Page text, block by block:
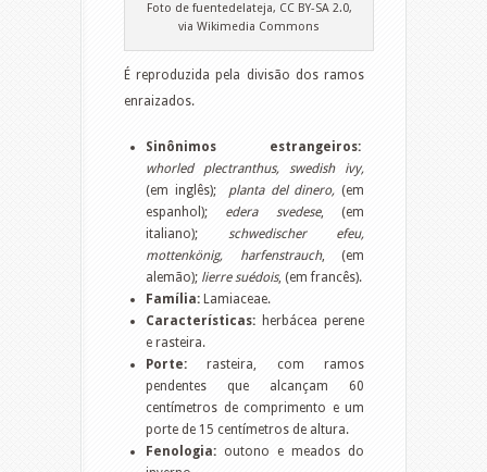
Foto de fuentedelateja, CC BY-SA 2.0,
via Wikimedia Commons
É reproduzida pela divisão dos ramos
enraizados.
Sinônimos estrangeiros:
whorled plectranthus,
swedish ivy,
(em inglês); planta del dinero, (em
espanhol); edera svedese, (em
italiano); schwedischer efeu,
mottenkönig, harfenstrauch, (em
alemão); lierre suédois, (em francês).
Família: Lamiaceae.
Características: herbácea perene
e rasteira.
Porte: rasteira, com ramos
pendentes que alcançam 60
centímetros de comprimento e um
porte de 15 centímetros de altura.
Fenologia: outono e meados do